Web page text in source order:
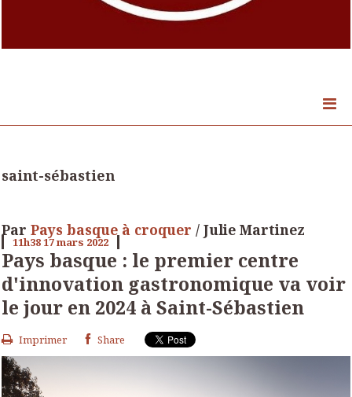
saint-sébastien
Par Pays basque à croquer / Julie Martinez
11h3817mars 2022
Pays basque : le premier centre
d'innovation gastronomique va voir
le jour en 2024 à Saint-Sébastien
Imprimer Share